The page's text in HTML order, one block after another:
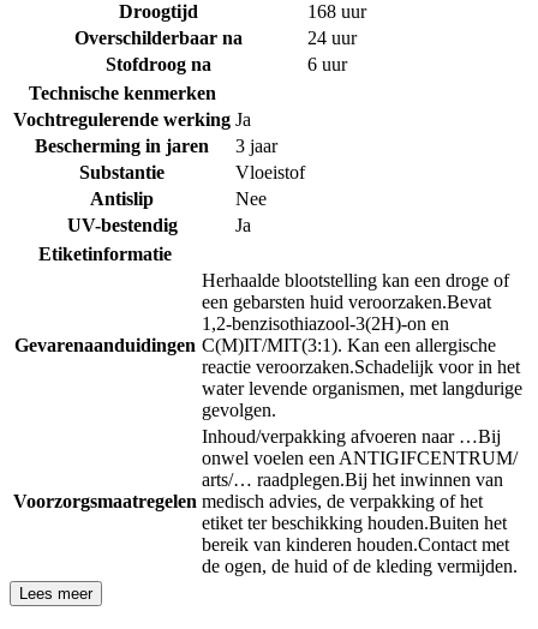
Droogtijd
168 uur
Overschilderbaar na
24 uur
Stofdroog na
6 uur
Technische kenmerken
Vochtregulerende werking Ja
Bescherming in jaren
3 jaar
Substantie
Vloeistof
Antislip
Nee
UV-bestendig
Ja
Etiketinformatie
Gevarenaanduidingen
Herhaalde blootstelling kan een droge of
een gebarsten huid veroorzaken.Bevat
1,2-benzisothiazool-3(2H)-on en
C(M)IT/MIT(3:1). Kan een allergische
reactie veroorzaken.Schadelijk voor in het
water levende organismen, met langdurige
gevolgen.
Voorzorgsmaatregelen
Inhoud/verpakking afvoeren naar …Bij
onwel voelen een ANTIGIFCENTRUM/
arts/… raadplegen.Bij het inwinnen van
medisch advies, de verpakking of het
etiket ter beschikking houden.Buiten het
bereik van kinderen houden.Contact met
de ogen, de huid of de kleding vermijden.
Lees meer